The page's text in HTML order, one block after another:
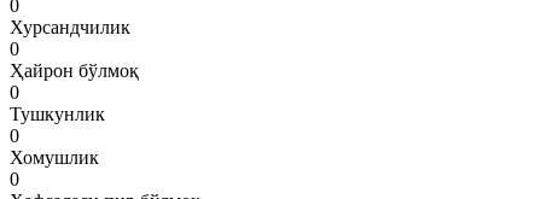
0
Хурсандчилик
0
Ҳайрон бўлмоқ
0
Тушкунлик
0
Хомушлик
0